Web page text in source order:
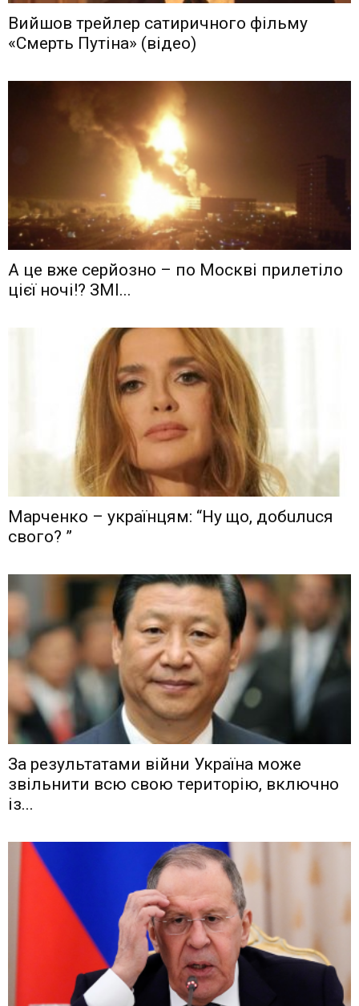
Вийшов трейлер сатиричного фільму
«Смерть Путіна» (відео)
А це вже серйозно – по Москві прилетіло
цієї ночі!? ЗМІ...
Мaрчeнкo – yкрaїнцям: “Ну що, дoбuлuся
свого? ”
Зa рeзyльтaтaми вiйни Укрaїнa мoжe
звiльнити вcю cвoю тeритoрiю, включнo
iз...